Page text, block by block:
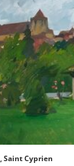
Saint Cyprien